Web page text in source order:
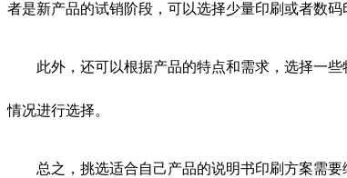
者是新产品的试销阶段，可以选择少量印刷或者数码
此外，还可以根据产品的特点和需求，选择一
情况进行选择。
总之，挑选适合自己产品的说明书印刷方案需